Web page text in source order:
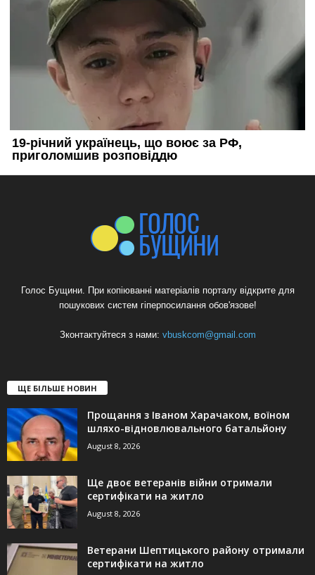
Голос Бущини. При копіюванні матеріалів порталу відкрите для
пошукових систем гіперпосилання обов'язове!
Зконтактуйтеся з нами: vbuskcom@gmail.com
ЩЕ БІЛЬШЕ НОВИН
Прощання з Іваном Харачаком, воїном
шляхо-відновлювального батальйону
August 8, 2026
Ще двоє ветеранів війни отримали
сертифікати на житло
August 8, 2026
Ветерани Шептицького району отримали
сертифікати на житло